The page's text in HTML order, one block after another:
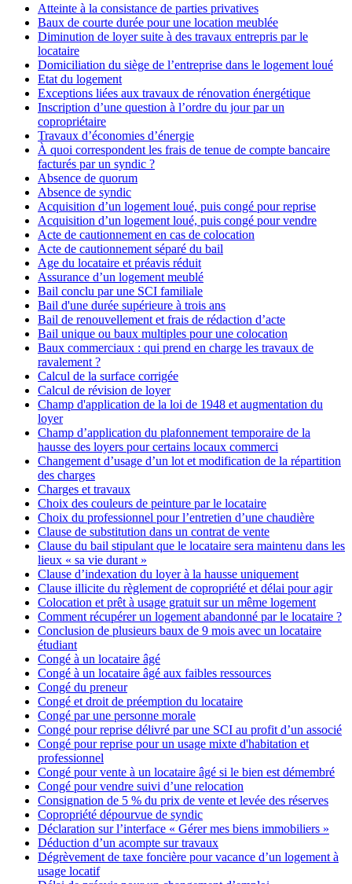
Atteinte à la consistance de parties privatives
Baux de courte durée pour une location meublée
Diminution de loyer suite à des travaux entrepris par le
locataire
Domiciliation du siège de l’entreprise dans le logement loué
Etat du logement
Exceptions liées aux travaux de rénovation énergétique
Inscription d’une question à l’ordre du jour par un
copropriétaire
Travaux d’économies d’énergie
À quoi correspondent les frais de tenue de compte bancaire
facturés par un syndic ?
Absence de quorum
Absence de syndic
Acquisition d’un logement loué, puis congé pour reprise
Acquisition d’un logement loué, puis congé pour vendre
Acte de cautionnement en cas de colocation
Acte de cautionnement séparé du bail
Age du locataire et préavis réduit
Assurance d’un logement meublé
Bail conclu par une SCI familiale
Bail d'une durée supérieure à trois ans
Bail de renouvellement et frais de rédaction d’acte
Bail unique ou baux multiples pour une colocation
Baux commerciaux : qui prend en charge les travaux de
ravalement ?
Calcul de la surface corrigée
Calcul de révision de loyer
Champ d'application de la loi de 1948 et augmentation du
loyer
Champ d’application du plafonnement temporaire de la
hausse des loyers pour certains locaux commerci
Changement d’usage d’un lot et modification de la répartition
des charges
Charges et travaux
Choix des couleurs de peinture par le locataire
Choix du professionnel pour l’entretien d’une chaudière
Clause de substitution dans un contrat de vente
Clause du bail stipulant que le locataire sera maintenu dans les
lieux « sa vie durant »
Clause d’indexation du loyer à la hausse uniquement
Clause illicite du règlement de copropriété et délai pour agir
Colocation et prêt à usage gratuit sur un même logement
Comment récupérer un logement abandonné par le locataire ?
Conclusion de plusieurs baux de 9 mois avec un locataire
étudiant
Congé à un locataire âgé
Congé à un locataire âgé aux faibles ressources
Congé du preneur
Congé et droit de préemption du locataire
Congé par une personne morale
Congé pour reprise délivré par une SCI au profit d’un associé
Congé pour reprise pour un usage mixte d'habitation et
professionnel
Congé pour vente à un locataire âgé si le bien est démembré
Congé pour vendre suivi d’une relocation
Consignation de 5 % du prix de vente et levée des réserves
Copropriété dépourvue de syndic
Déclaration sur l’interface « Gérer mes biens immobiliers »
Déduction d’un acompte sur travaux
Dégrèvement de taxe foncière pour vacance d’un logement à
usage locatif